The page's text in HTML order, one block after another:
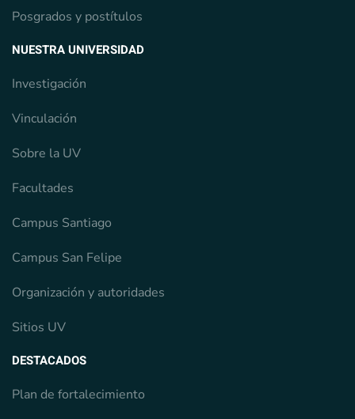
Posgrados y postítulos
NUESTRA UNIVERSIDAD
Investigación
Vinculación
Sobre la UV
Facultades
Campus Santiago
Campus San Felipe
Organización y autoridades
Sitios UV
DESTACADOS
Plan de fortalecimiento